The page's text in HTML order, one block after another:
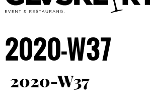
2020-W37
2020-W37